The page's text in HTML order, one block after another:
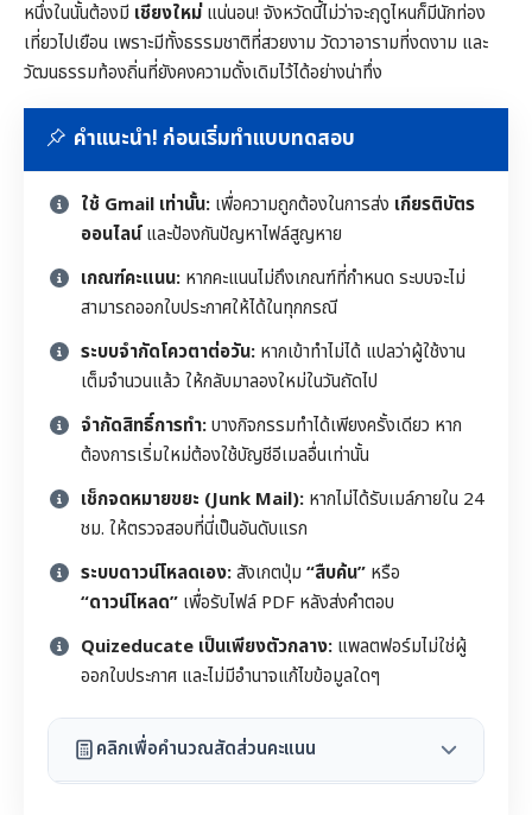
หนึ่งในนั้นต้องมี เชียงใหม่แน่นอน! จังหวัดนี้ไม่ว่าจะฤดูไหนก็มีนักท่อง
เที่ยวไปเยือน เพราะมีทั้งธรรมชาติที่สวยงาม วัดวาอารามที่งดงาม และ
วัฒนธรรมท้องถิ่นที่ยังคงความดั้งเดิมไว้ได้อย่างน่าทึ่ง
คำแนะนำ! ก่อนเริ่มทำแบบทดสอบ
ใช้ Gmail เท่านั้น: เพื่อความถูกต้องในการส่ง เกียรติบัตร
ออนไลน์และป้องกันปัญหาไฟล์สูญหาย
เกณฑ์คะแนน: หากคะแนนไม่ถึงเกณฑ์ที่กำหนด ระบบจะไม่
สามารถออกใบประกาศให้ได้ในทุกกรณี
ระบบจำกัดโควตาต่อวัน: หากเข้าทำไม่ได้ แปลว่าผู้ใช้งาน
เต็มจำนวนแล้ว ให้กลับมาลองใหม่ในวันถัดไป
จำกัดสิทธิ์การทำ:บางกิจกรรมทำได้เพียงครั้งเดียว หาก
ต้องการเริ่มใหม่ต้องใช้บัญชีอีเมลอื่นเท่านั้น
เช็กจดหมายขยะ (Junk Mail): หากไม่ได้รับเมล์ภายใน 24
ชม. ให้ตรวจสอบที่นี่เป็นอันดับแรก
ระบบดาวน์โหลดเอง:สังเกตปุ่ม “สืบค้น” หรือ
“ดาวน์โหลด” เพื่อรับไฟล์ PDF หลังส่งคำตอบ
Quizeducate เป็นเพียงตัวกลาง: แพลตฟอร์มไม่ใช่ผู้
ออกใบประกาศ และไม่มีอำนาจแก้ไขข้อมูลใดๆ
คลิกเพื่อคำนวณสัดส่วนคะแนน